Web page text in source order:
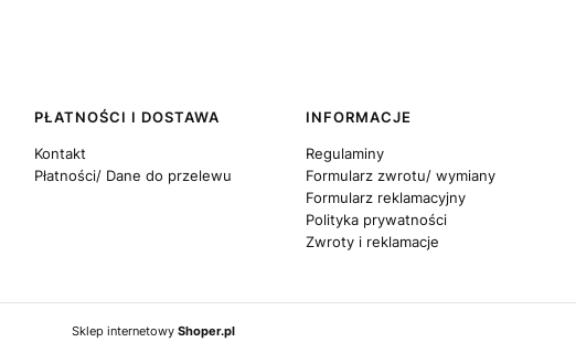
PŁATNOŚCI I DOSTAWA
Kontakt
Płatności/ Dane do przelewu
INFORMACJE
Regulaminy
Formularz zwrotu/ wymiany
Formularz reklamacyjny
Polityka prywatności
Zwroty i reklamacje
Sklep internetowy Shoper.pl